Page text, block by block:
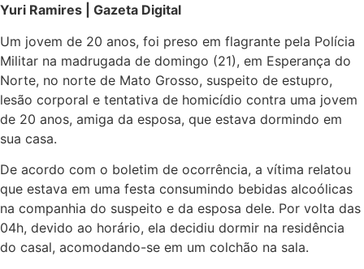
Yuri Ramires | Gazeta Digital
Um jovem de 20 anos, foi preso em flagrante pela Polícia
Militar na madrugada de domingo (21), em Esperança do
Norte, no norte de Mato Grosso, suspeito de estupro,
lesão corporal e tentativa de homicídio contra uma jovem
de 20 anos, amiga da esposa, que estava dormindo em
sua casa.
De acordo com o boletim de ocorrência, a vítima relatou
que estava em uma festa consumindo bebidas alcoólicas
na companhia do suspeito e da esposa dele. Por volta das
04h, devido ao horário, ela decidiu dormir na residência
do casal, acomodando-se em um colchão na sala.